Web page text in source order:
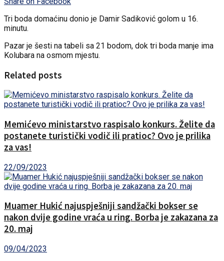
Tri boda domaćinu donio je Damir Sadiković golom u 16.
minutu.
Pazar je šesti na tabeli sa 21 bodom, dok tri boda manje ima
Kolubara na osmom mjestu.
Related posts
Memićevo ministarstvo raspisalo konkurs. Želite da
postanete turistički vodič ili pratioc? Ovo je prilika
za vas!
22/09/2023
Muamer Hukić najuspješniji sandžački bokser se
nakon dvije godine vraća u ring. Borba je zakazana za
20. maj
09/04/2023